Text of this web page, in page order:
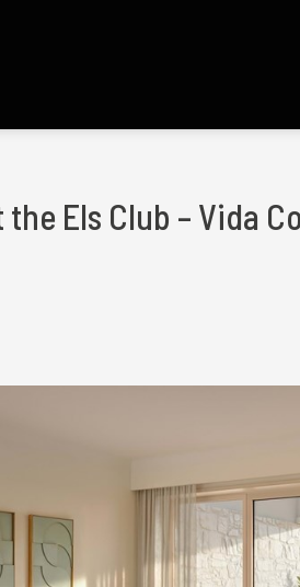
Els Club – Vida